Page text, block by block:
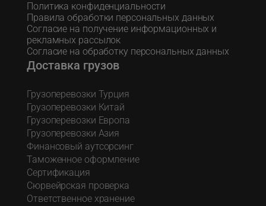
Политика конфиденциальности
Правила обработки персональных данных
Согласие на получение информационных и
рекламных рассылок
Согласие на обработку персональных данных
Доставка грузов
Грузоперевозки Турция
Грузоперевозки Китай
Грузоперевозки Европа
Грузоперевозки Азия
Финансовый аутсорсинг
Таможенное оформление
Сертификация
Сюрвейрская проверка
Ответственное хранение